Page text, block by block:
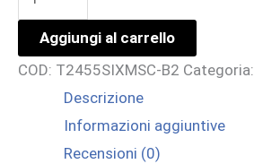
IPS
Optical
Bonded
Aggiungi al carrello
COD: T2455SIXMSC-B2 Categoria:
Descrizione
Informazioni aggiuntive
Recensioni (0)